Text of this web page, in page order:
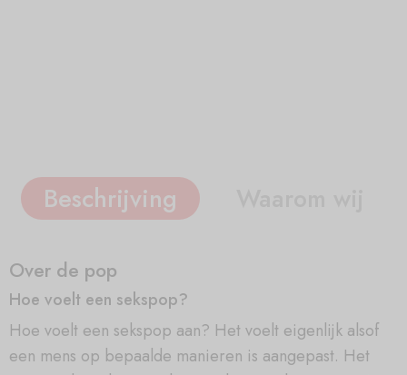
Beschrijving
Over de pop
Hoe voelt een sekspop?
Hoe voelt een sekspop aan? Het voelt eigenlijk alsof
een mens op bepaalde manieren is aangepast. Het